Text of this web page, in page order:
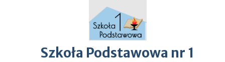
Szkoła Podstawowa nr 1